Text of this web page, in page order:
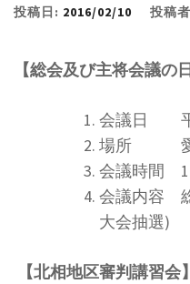
投稿日: 2016/02/10 投稿
【総会及び主将会議の
会議日 平
場所 愛川
会議時間
会議内容
大会抽選)
【北相地区審判講習会】